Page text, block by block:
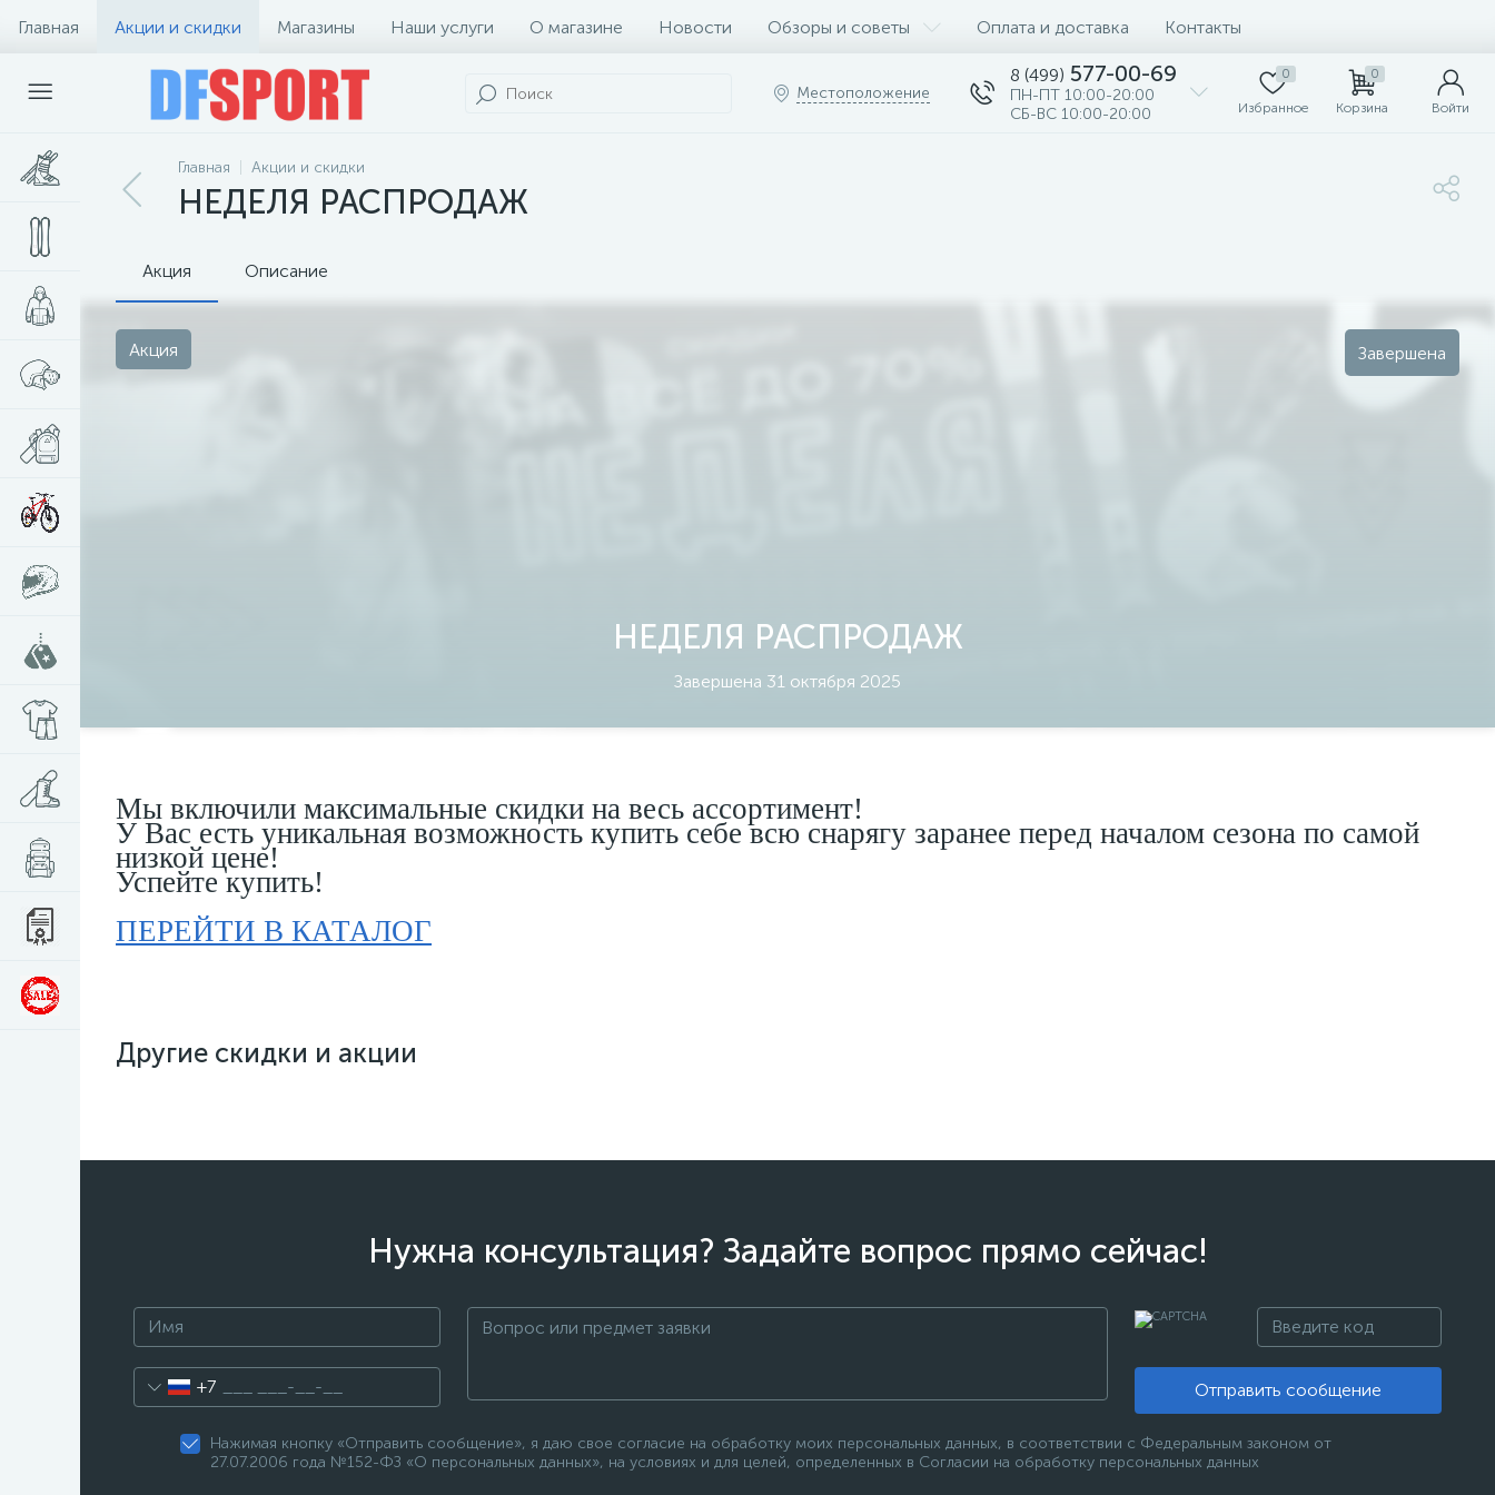
Главная Акции и скидки Магазины Наши услуги О магазине Новости Обзоры и советы Оплата и доставка Контакты
Местоположение
8 (499) 577-00-69
ПН-ПТ 10:00-20:00
СБ-ВС 10:00-20:00
0
Избранное
0
Корзина Войти
Главная Акции и скидки
НЕДЕЛЯ РАСПРОДАЖ
Акция Описание
НЕДЕЛЯ РАСПРОДАЖ
Завершена 31 октября 2025
Акция Завершена
Мы включили максимальные скидки на весь ассортимент!
У Вас есть уникальная возможность купить себе всю снарягу заранее перед началом сезона по самой
низкой цене!
Успейте купить!
ПЕРЕЙТИ В КАТАЛОГ
Другие скидки и акции
Нужна консультация? Задайте вопрос прямо сейчас!
+7 Отправить сообщение
Нажимая кнопку «Отправить сообщение», я даю свое согласие на обработку моих персональных данных, в соответствии с Федеральным законом от
27.07.2006 года №152-ФЗ «О персональных данных», на условиях и для целей, определенных в Согласии на обработку персональных данных